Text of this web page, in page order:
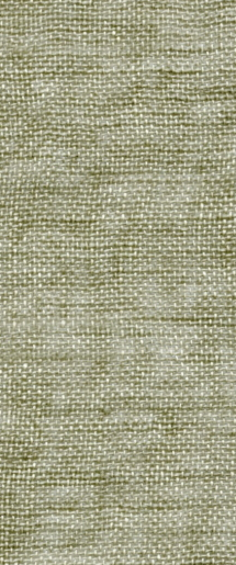
PAINT COLOURS
(Sherwin-Williams)
+
Greene Colour Scales
Greene Grey
Greene Pink
Greene
Greene Blue
Lake)